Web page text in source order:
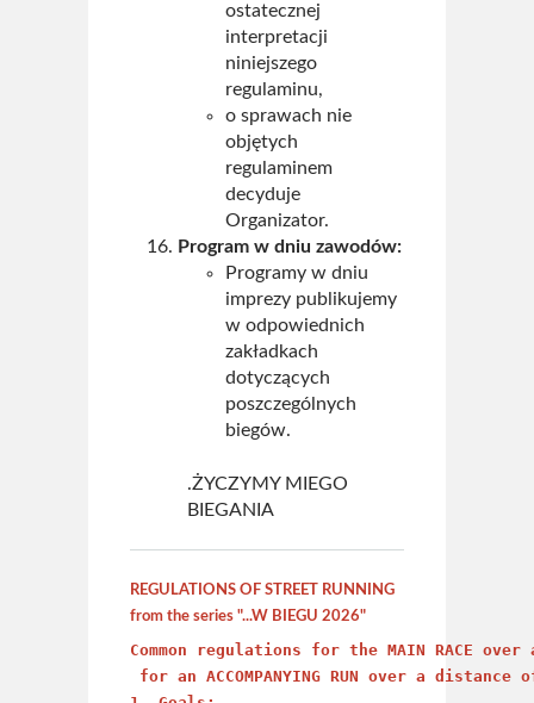
ostatecznej
interpretacji
niniejszego
regulaminu,
o sprawach nie
objętych
regulaminem
decyduje
Organizator.
Program w dniu zawodów:
Programy w dniu
imprezy publikujemy
w odpowiednich
zakładkach
dotyczących
poszczególnych
biegów.
.ŻYCZYMY MIEGO
BIEGANIA
REGULATIONS OF STREET RUNNING
from the series "...W BIEGU 2026"
Common regulations for the MAIN RACE
for an ACCOMPANYING RUN over a distance